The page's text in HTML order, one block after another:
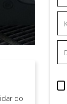
do